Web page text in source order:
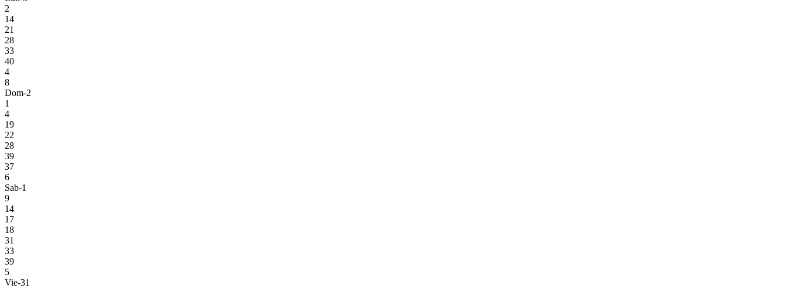
2
14
21
28
33
40
4
8
Dom-2
1
4
19
22
28
39
37
6
Sab-1
9
14
17
18
31
33
39
5
Vie-31